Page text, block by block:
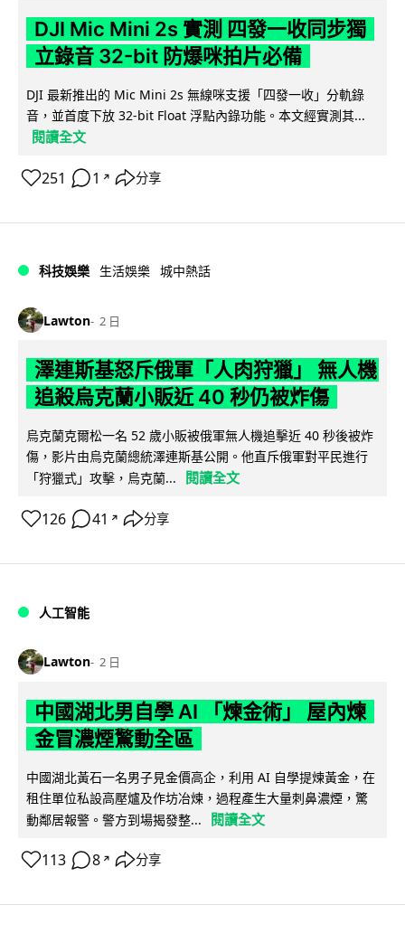
DJI Mic Mini 2s 實測 四發一收同步獨
立錄音 32-bit 防爆咪拍片必備
DJI 最新推出的 Mic Mini 2s 無線咪支援「四發一收」分軌錄
音，並首度下放 32-bit Float 浮點內錄功能。本文經實測其...
閱讀全文
251 1 ↗ 分享
科技娛樂 生活娛樂 城中熱話
Lawton 2 日
澤連斯基怒斥俄軍「人肉狩獵」 無人機
追殺烏克蘭小販近 40 秒仍被炸傷
烏克蘭克爾松一名 52 歲小販被俄軍無人機追擊近 40 秒後被炸
傷，影片由烏克蘭總統澤連斯基公開。他直斥俄軍對平民進行
「狩獵式」攻擊，烏克蘭...
閱讀全文
126 41 ↗ 分享
人工智能
Lawton 2 日
中國湖北男自學 AI 「煉金術」 屋內煉
金冒濃煙驚動全區
中國湖北黃石一名男子見金價高企，利用 AI 自學提煉黃金，在
租住單位私設高壓爐及作坊冶煉，過程產生大量刺鼻濃煙，驚
動鄰居報警。警方到場揭發整...
閱讀全文
113 8 ↗ 分享